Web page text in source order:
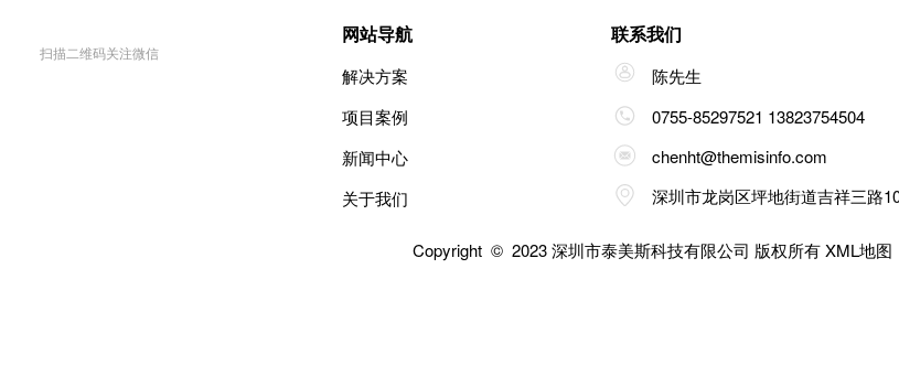
扫描二维码关注微信
网站导航
解决方案
项目案例
新闻中心
关于我们
联系我们
陈先生
0755-85297521 13823754504
chenht@themisinfo.com
深圳市龙岗区坪地街道吉祥三路
Copyright © 2023深圳市泰美斯科技有限公司 版权所有XML地图